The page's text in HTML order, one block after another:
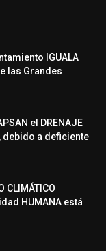
IGUALA
las Grandes
el DRENAJE
debido a deficiente
CLIMÁTICO
HUMANA está